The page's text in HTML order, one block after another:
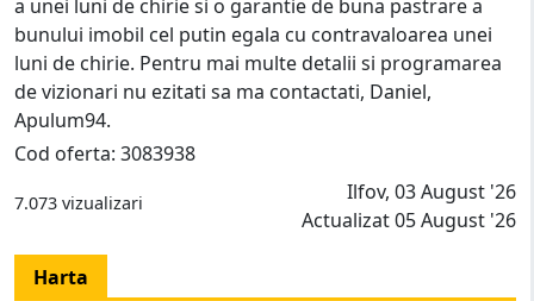
a unei luni de chirie si o garantie de buna pastrare a
bunului imobil cel putin egala cu contravaloarea unei
luni de chirie. Pentru mai multe detalii si programarea
de vizionari nu ezitati sa ma contactati, Daniel,
Apulum94.
Cod oferta: 3083938
7.073 vizualizari
Ilfov, 03 August '26
Actualizat 05 August '26
Harta